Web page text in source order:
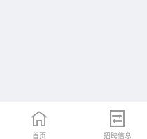
首页 招聘信息